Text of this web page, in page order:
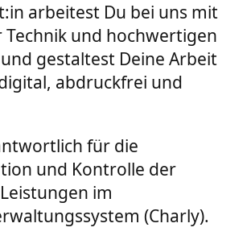
arbeitest Du bei uns mit
und hochwertigen
gestaltest Deine Arbeit
abdruckfrei und
für die
und Kontrolle der
im
(Charly).